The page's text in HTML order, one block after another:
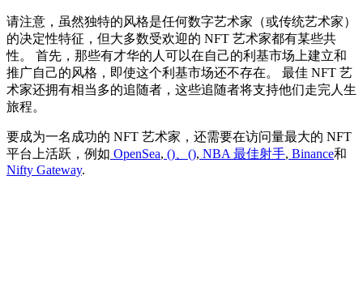
请注意，虽然独特的风格是任何数字艺术家（或传统艺术家）
的决定性特征，但大多数受欢迎的 NFT 艺术家都有某些共
性。 首先，那些有才华的人可以在自己的利基市场上建立和
推广自己的风格，即使这个利基市场还不存在。 最佳 NFT 艺
术家还拥有相当多的追随者，这些追随者将支持他们走完人生
旅程。
要成为一名成功的 NFT 艺术家，还需要在访问量最大的 NFT
平台上活跃，例如 OpenSea, ()、(), NBA 最佳射手, Binance和
Nifty Gateway.